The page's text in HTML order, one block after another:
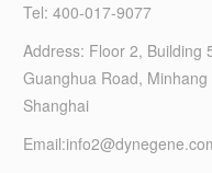
Tel: 400-017-9077
Address: Floor 2, Building
Guanghua Road, Minhang
Shanghai
Email: